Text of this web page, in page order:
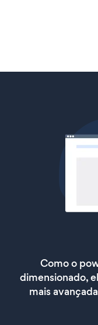
Como o
dimensionado,
mais